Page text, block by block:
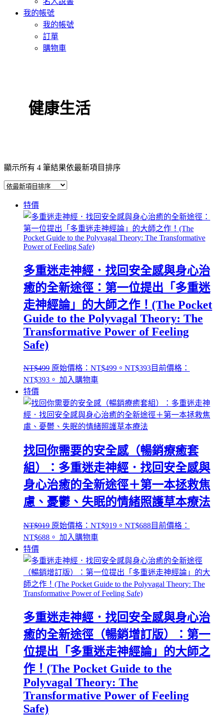
我的帳號
我的帳號
訂單
購物車
健康生活
顯示所有 4 筆結果依最新項目排序
特價
多重迷走神經．找回安全感與身心治
癒的全新途徑：第一位提出「多重迷
走神經論」的大師之作！(The Pocket
Guide to the Polyvagal Theory: The
Transformative Power of Feeling
Safe)
NT$499 原始價格：NT$499。 NT$393目前價格：
NT$393。 加入購物車
特價
找回你需要的安全感（暢銷療癒套
組）：多重迷走神經．找回安全感與
身心治癒的全新途徑＋第一本拯救焦
慮、憂鬱、失眠的情緒照護草本療法
NT$919 原始價格：NT$919。 NT$688目前價格：
NT$688。 加入購物車
特價
多重迷走神經．找回安全感與身心治
癒的全新途徑（暢銷增訂版）：第一
位提出「多重迷走神經論」的大師之
作！(The Pocket Guide to the
Polyvagal Theory: The
Transformative Power of Feeling
Safe)